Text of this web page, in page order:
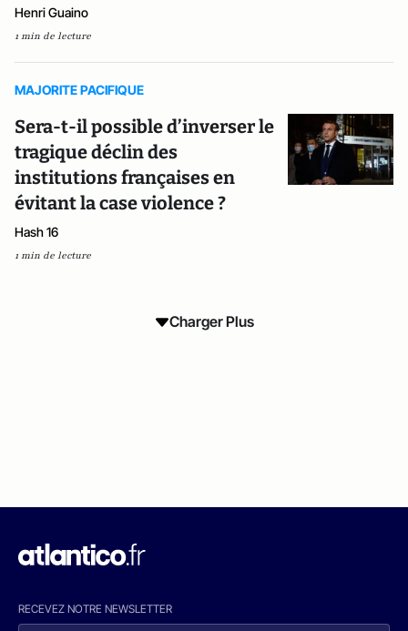
Henri Guaino
1 min de lecture
MAJORITE PACIFIQUE
Sera-t-il possible d’inverser le
tragique déclin des
institutions françaises en
évitant la case violence ?
Hash 16
1 min de lecture
Charger Plus
RECEVEZ NOTRE NEWSLETTER